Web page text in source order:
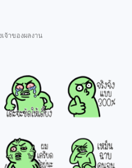
จ้าของผลงาน